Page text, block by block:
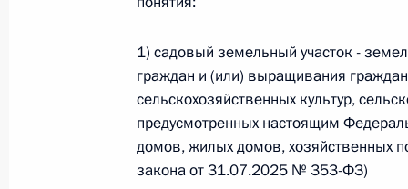
Министров Киргизской Республики о
26 июля 2026 года
Федеральный закон от
О внесении изменений в Кодекс
1) садовый земельный участок -
граждан и (или) выращивания
сельскохозяйственных культур,
предусмотренных настоящим
домов, жилых домов, хозяйственных
закона от 31.07.2025 № 353-ФЗ)